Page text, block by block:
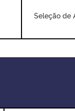
Seleção de